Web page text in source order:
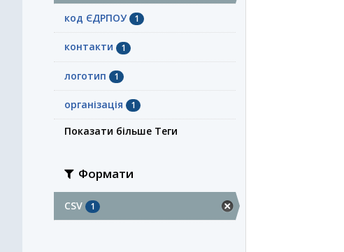
код ЄДРПОУ 1
контакти 1
логотип 1
організація 1
Показати більше Теги
Формати
CSV 1